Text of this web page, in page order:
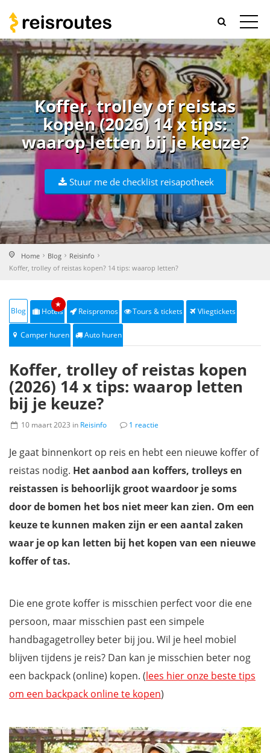
Koffer, trolley of reistas
kopen (2026) 14 x tips:
waarop letten bij je keuze?
Stuur me de checklist reisapotheek
Home Blog
Reisinfo
Koffer, trolley of reistas kopen? 14 tips: waarop letten?
Blog Hotels
★
Reispromos Tours & tickets Vliegtickets
Camper huren Auto huren
Koffer, trolley of reistas kopen
(2026) 14 x tips: waarop letten
bij je keuze?
10 maart 2023 in Reisinfo 1 reactie
Je gaat binnenkort op reis en hebt een nieuwe koffer of
reistas nodig. Het aanbod aan koffers, trolleys en
reistassen is behoorlijk groot waardoor je soms
door de bomen het bos niet meer kan zien. Om een
keuze te kunnen maken zijn er een aantal zaken
waar je op kan letten bij het kopen van een nieuwe
koffer of tas.
Die ene grote koffer is misschien perfect voor die ene
persoon, maar misschien past een simpele
handbagagetrolley beter bij jou. Wil je heel mobiel
blijven tijdens je reis? Dan kan je misschien beter nog
een backpack (online) kopen. (lees hier onze beste tips
om een backpack online te kopen)